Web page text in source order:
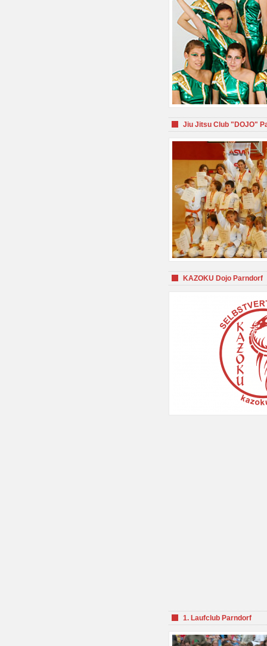
Jiu Jitsu Club "DOJO"
KAZOKU Dojo Parndorf
1. Laufclub Parndorf